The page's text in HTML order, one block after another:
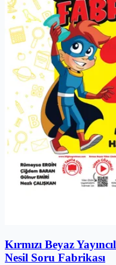
Kırmızı Beyaz
Nesil Soru Fabrikası